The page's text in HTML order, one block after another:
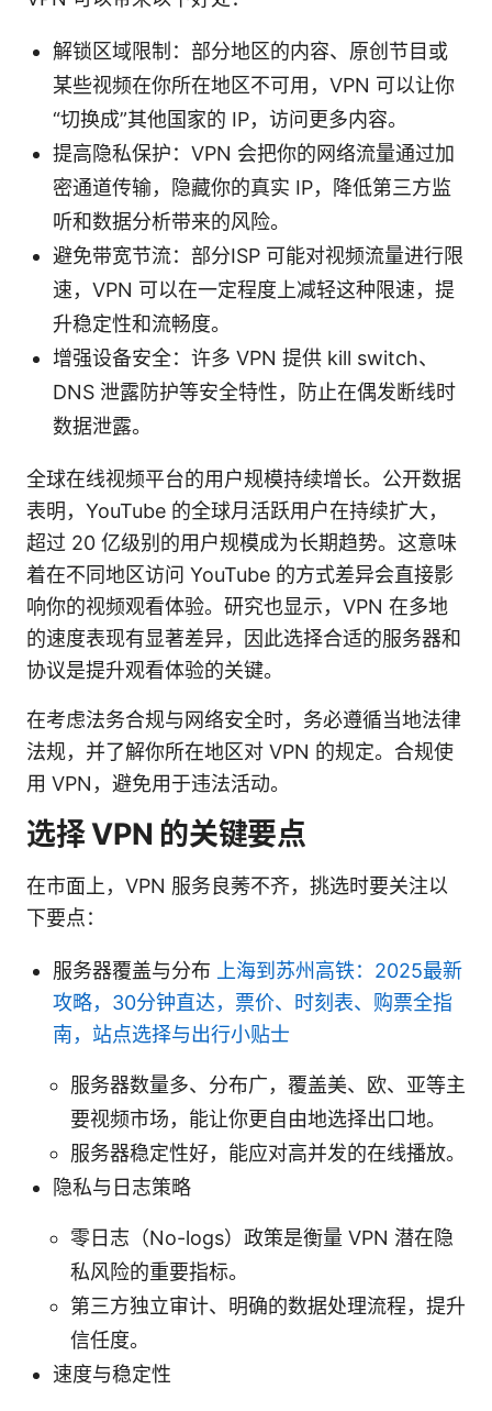
解锁区域限制：部分地区的内容、原创节目或
某些视频在你所在地区不可用，VPN 可以让你
“切换成”其他国家的 IP，访问更多内容。
提高隐私保护：VPN 会把你的网络流量通过加
密通道传输，隐藏你的真实 IP，降低第三方监
听和数据分析带来的风险。
避免带宽节流：部分ISP 可能对视频流量进行限
速，VPN 可以在一定程度上减轻这种限速，提
升稳定性和流畅度。
增强设备安全：许多 VPN 提供 kill switch、
DNS 泄露防护等安全特性，防止在偶发断线时
数据泄露。
全球在线视频平台的用户规模持续增长。公开数据
表明，YouTube 的全球月活跃用户在持续扩大，
超过 20 亿级别的用户规模成为长期趋势。这意味
着在不同地区访问 YouTube 的方式差异会直接影
响你的视频观看体验。研究也显示，VPN 在多地
的速度表现有显著差异，因此选择合适的服务器和
协议是提升观看体验的关键。
在考虑法务合规与网络安全时，务必遵循当地法律
法规，并了解你所在地区对 VPN 的规定。合规使
用 VPN，避免用于违法活动。
选择 VPN 的关键要点
在市面上，VPN 服务良莠不齐，挑选时要关注以
下要点：
服务器覆盖与分布
上海到苏州高铁：2025最新
攻略，30分钟直达，票价、时刻表、购票全指
南，站点选择与出行小贴士
服务器数量多、分布广，覆盖美、欧、亚等主
要视频市场，能让你更自由地选择出口地。
服务器稳定性好，能应对高并发的在线播放。
隐私与日志策略
零日志（No-logs）政策是衡量 VPN 潜在隐
私风险的重要指标。
第三方独立审计、明确的数据处理流程，提升
信任度。
速度与稳定性